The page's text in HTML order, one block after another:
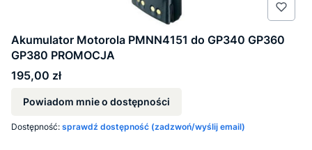
Akumulator Motorola PMNN4151 do GP340 GP360
GP380 PROMOCJA
Cena
195,00 zł
Powiadom mnie o dostępności
Dostępność: sprawdź dostępność (zadzwoń/wyślij email)